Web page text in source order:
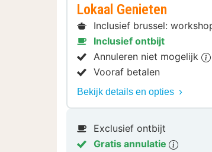
Lokaal Genieten
Inclusief brussel:
Inclusief ontbijt
Annuleren niet mogelijk
Vooraf betalen
Bekijk details en opties
Exclusief ontbijt
Gratis annulatie